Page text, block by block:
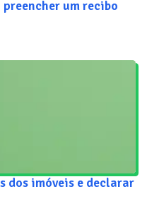
preencher um recibo
dos imóveis e declarar